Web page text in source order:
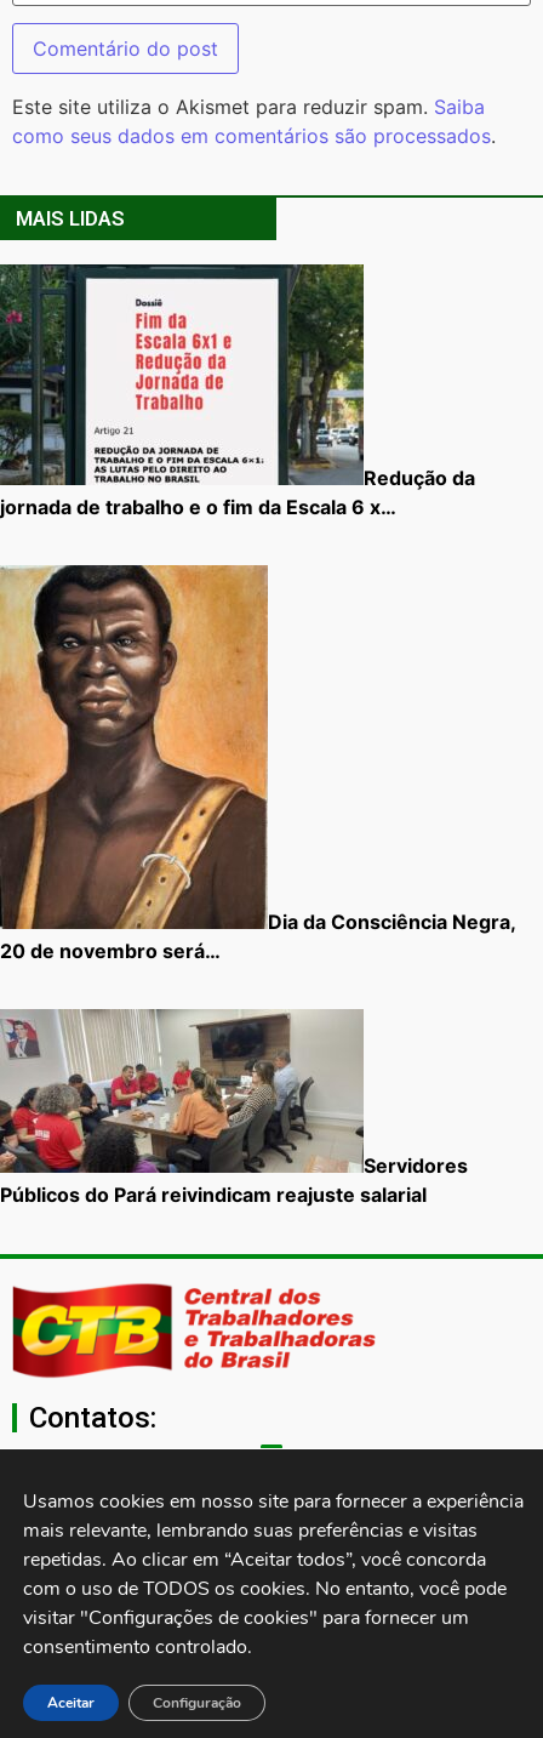
Este site utiliza o Akismet para reduzir spam. Saiba
como seus dados em comentários são processados.
MAIS LIDAS
Redução da
jornada de trabalho e o fim da Escala 6 x…
Dia da Consciência Negra,
20 de novembro será…
Servidores
Públicos do Pará reivindicam reajuste salarial
Contatos:
11 3874-0040
Rua Cardoso de Almeida, 1843, Sumaré São Paulo - SP -
Brasil CEP: 01251-001
Usamos cookies em nosso site para fornecer a experiência
mais relevante, lembrando suas preferências e visitas
repetidas. Ao clicar em “Aceitar todos”, você concorda
com o uso de TODOS os cookies. No entanto, você pode
visitar "Configurações de cookies" para fornecer um
consentimento controlado.
Aceitar Configuração